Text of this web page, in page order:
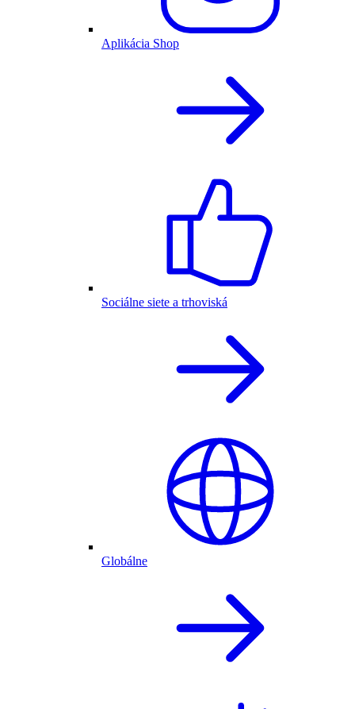
Aplikácia Shop
Sociálne siete a trhoviská
Globálne